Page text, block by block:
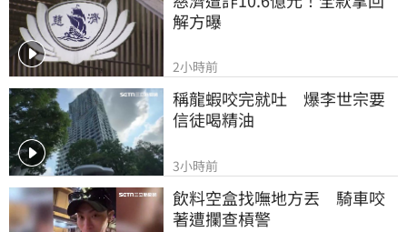
解方曝
2小時前
稱龍蝦咬完就吐　爆李世宗要
信徒喝精油
3小時前
飲料空盒找嘸地方丟　騎車咬
著遭攔查槓警